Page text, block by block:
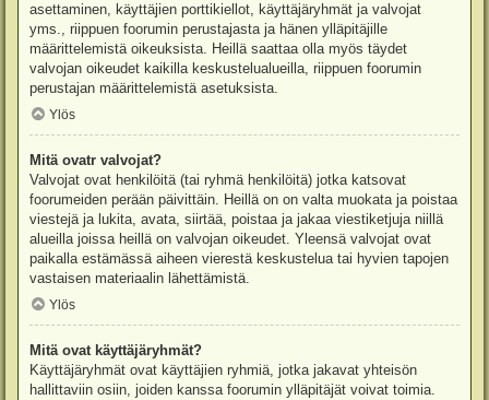
asettaminen, käyttäjien porttikiellot, käyttäjäryhmät ja valvojat
yms., riippuen foorumin perustajasta ja hänen ylläpitäjille
määrittelemistä oikeuksista. Heillä saattaa olla myös täydet
valvojan oikeudet kaikilla keskustelualueilla, riippuen foorumin
perustajan määrittelemistä asetuksista.
Ylös
Mitä ovatr valvojat?
Valvojat ovat henkilöitä (tai ryhmä henkilöitä) jotka katsovat
foorumeiden perään päivittäin. Heillä on on valta muokata ja poistaa
viestejä ja lukita, avata, siirtää, poistaa ja jakaa viestiketjuja niillä
alueilla joissa heillä on valvojan oikeudet. Yleensä valvojat ovat
paikalla estämässä aiheen vierestä keskustelua tai hyvien tapojen
vastaisen materiaalin lähettämistä.
Ylös
Mitä ovat käyttäjäryhmät?
Käyttäjäryhmät ovat käyttäjien ryhmiä, jotka jakavat yhteisön
hallittaviin osiin, joiden kanssa foorumin ylläpitäjät voivat toimia.